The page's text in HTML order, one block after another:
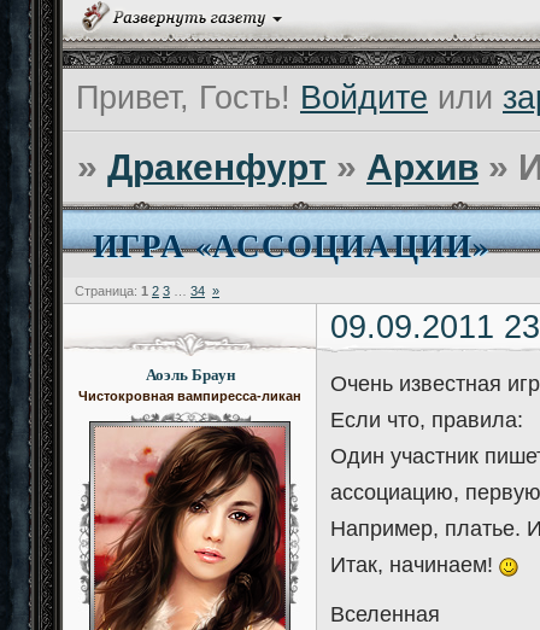
Привет, Гость! Войдите или
»Дракенфурт » Архив »
ИГРА «АССОЦИАЦИИ»
Страница: 1 2 3 34 »
09.09.2011
Аоэль Браун
Чистокровная вампиресса-ликан
Очень известная
Если что, правила:
Один участник
ассоциацию,
Например, платье.
Итак, начинаем!
Вселенная